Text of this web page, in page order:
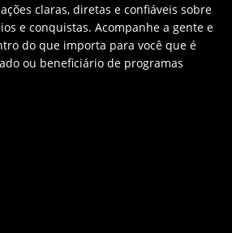
claras, diretas e confiáveis sobre
e conquistas. Acompanhe a gente e
do que importa para você que é
ou beneficiário de programas